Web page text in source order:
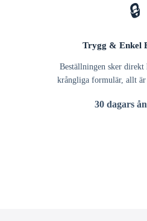
🔒
Trygg & Enkel
Beställningen sker
krångliga formulär, allt är
30 dagars